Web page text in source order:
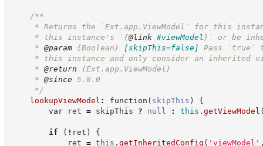
/**
* Returns the `Ext.app.ViewModel` for this
* this instance's ` {@link #viewModel } ` or be
* @param {Boolean} [skipThis=false]
Pass `true`
* this instance and only consider an inherited
* @return
{Ext.app.ViewModel}
* @since 5.0.0
*/
lookupViewModel : function ( skipThis )
{
var ret = skipThis ? null : this . getViewModel
if ( ! ret )
{
ret = this . getInheritedConfig ( ' viewModel '